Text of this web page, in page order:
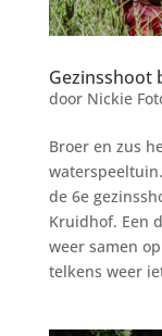
Gezinsshoot
door Nickie
Broer en zus
de 6e
Kruidhof. Een
weer samen
telkens weer